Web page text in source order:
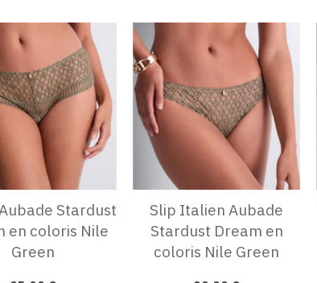
Stardust
en coloris Nile
Green
Slip Italien Aubade
Stardust Dream en
coloris Nile Green